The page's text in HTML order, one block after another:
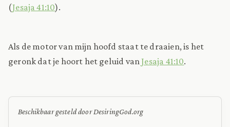
(Jesaja 41:10).
Als de motor van mijn hoofd staat te draaien, is het
geronk dat je hoort het geluid vanJesaja 41:10.
Beschikbaar gesteld door DesiringGod.org